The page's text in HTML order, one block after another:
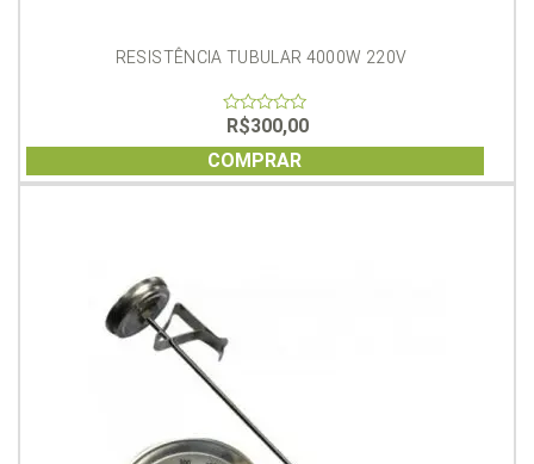
RESISTÊNCIA TUBULAR 4000W 220V
0
out
of
5
R$300,00
COMPRAR